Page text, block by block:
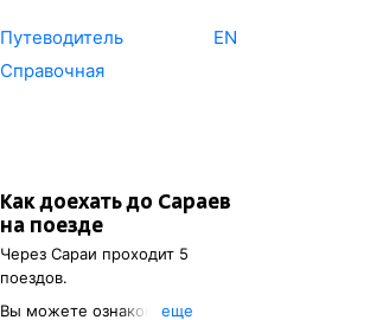
Путеводитель
Справочная
EN
Как доехать до Сараев
на поезде
Через Сараи проходит 5
поездов.
Вы можете ознакомиться с
eще